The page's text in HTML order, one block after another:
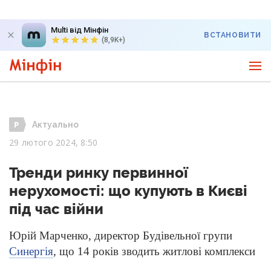
Multi від Мінфін
(8,9K+)
ВСТАНОВИТИ
Актуально
29 лютого 2024, 8:50
Тренди ринку первинної
нерухомості: що купують в Києві
під час війни
Юрій Марченко, директор Будівельної групи
Синергія, що 14 років зводить житлові комплекси